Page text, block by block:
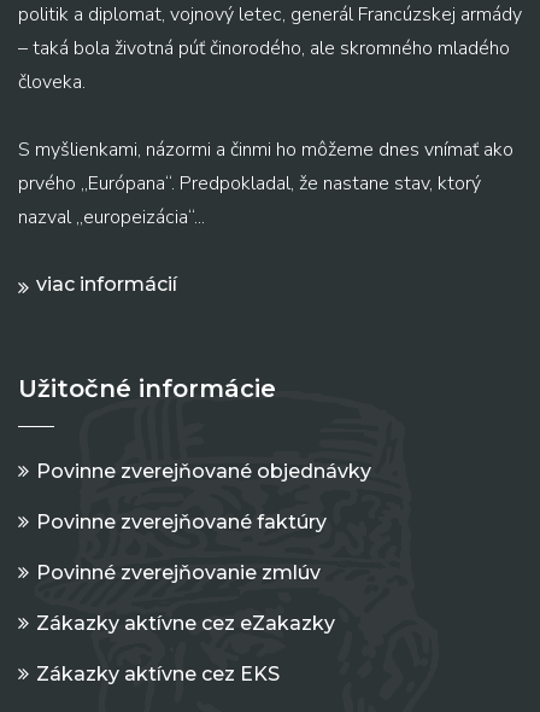
politik a diplomat, vojnový letec, generál Francúzskej armády
– taká bola životná púť činorodého, ale skromného mladého
človeka.
S myšlienkami, názormi a činmi ho môžeme dnes vnímať ako
prvého „Európana“. Predpokladal, že nastane stav, ktorý
nazval „europeizácia“...
viac informácií
Užitočné informácie
Povinne zverejňované objednávky
Povinne zverejňované faktúry
Povinné zverejňovanie zmlúv
Zákazky aktívne cez eZakazky
Zákazky aktívne cez EKS